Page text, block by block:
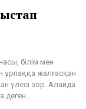
білім мен
ұрпаққа жалғасқан
үлесі зор. Алайда
деген…